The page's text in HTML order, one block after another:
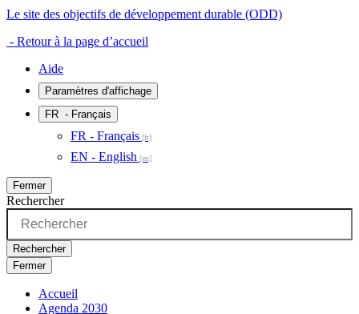
Le site des objectifs de développement durable (ODD)
- Retour à la page d’accueil
Aide
Paramètres d'affichage
FR - Français
FR - Français
EN - English
Fermer
Rechercher
Rechercher
Fermer
Accueil
Agenda 2030